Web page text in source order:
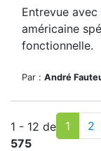
Entrevue
américaine
fonctionnelle.
Par : André
1 - 12 de
575
1 2